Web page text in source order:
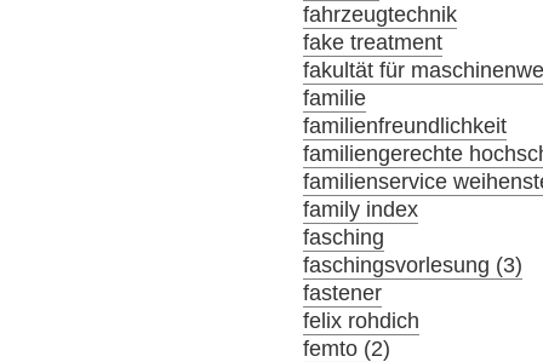
fahrzeugtechnik
fake treatment
fakultät für
familie
familienfreundlichkeit
familiengerechte
familienservice
family index
fasching
faschingsvorlesung (3)
fastener
felix rohdich
femto (2)